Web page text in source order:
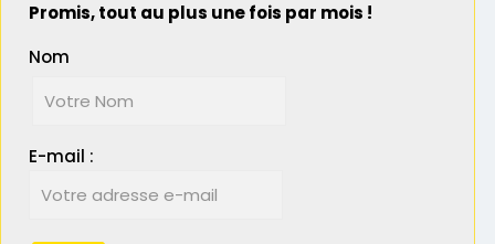
Boostacom
meilleure expérience sur notre site. Si vous
que vous acceptez l'utilisation des cookies.
Promis, tout au plus une fois par mois !
Nom
E-mail :